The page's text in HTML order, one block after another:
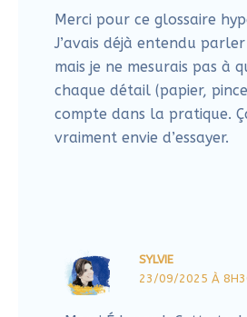
Cultiver son regard d’artiste
courage de créer (bilan du défi)
Lire l'article